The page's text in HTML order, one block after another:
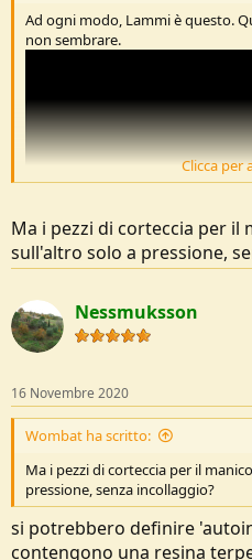
Ad ogni modo, Lammi è questo.
non sembrare.
Clicca per
Ma i pezzi di corteccia per il
sull'altro solo a pressione,
Nessmuksson
16 Novembre 2020
Wombat ha scritto:
Ma i pezzi di corteccia per il
pressione, senza incollaggio?
si potrebbero definire
contengono una resina